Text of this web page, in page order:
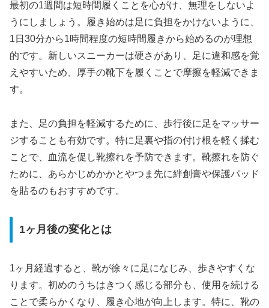
最初の1週間は短時間履くことを心がけ、無理をしないよ
うにしましょう。履き始めは足に負担をかけないように、
1日30分から1時間程度の短時間履きから始めるのが理想
的です。新しいスニーカーは硬さがあり、足に違和感を覚
えやすいため、厚手の靴下を履くことで摩擦を軽減できま
す。
また、足の負担を軽減するために、歩行後に足をマッサー
ジすることも有効です。特に足裏や指の付け根を軽く揉む
ことで、血流を促し靴擦れを予防できます。靴擦れを防ぐ
ために、あらかじめかかとやつま先に絆創膏や保護パッド
を貼るのもおすすめです。
1ヶ月後の変化とは
1ヶ月経過すると、靴が徐々に足になじみ、歩きやすくな
ります。初めのうちはきつく感じる部分も、使用を続ける
ことで柔らかくなり、履き心地が向上します。特に、靴の